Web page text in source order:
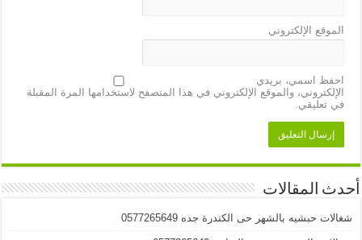
الموقع الإلكتروني
احفظ اسمي، بريدي
الإلكتروني، والموقع الإلكتروني في هذا المتصفح لاستخدامها المرة المقبلة
في تعليقي.
أحدث المقالات
شغالات حبشيه بالشهر حى الكندرة جده 0577265649